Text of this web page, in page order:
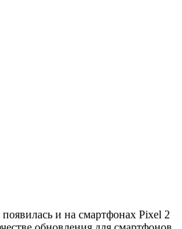
и на смартфонах Pixel 2